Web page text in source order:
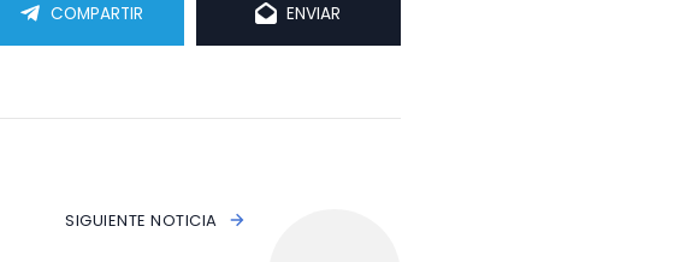
COMPARTIR ENVIAR
SIGUIENTE NOTICIA